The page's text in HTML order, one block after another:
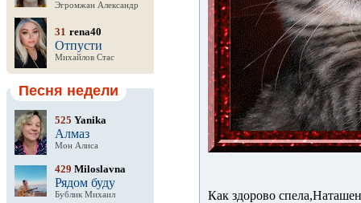
Эгромжан Александр
31 rena40
Отпусти
Михайлов Стас
Песня недели
525 Yanika
Алмаз
Мон Алиса
429 Miloslavna
Рядом буду
Бублик Михаил Как здорово